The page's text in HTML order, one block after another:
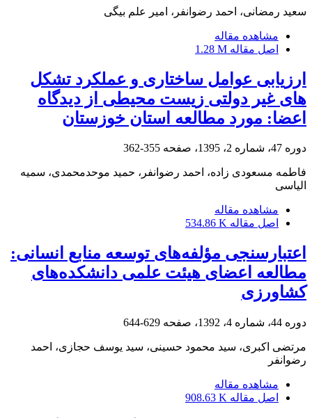
سعید رمضانی، احمد رضوانفر، امیر علم بیگی
مشاهده مقاله
اصل مقاله 1.28 M
ارزیابی عوامل ساختاری و عملکرد تشکل
های غیر دولتی زیست محیطی از دیدگاه
اعضا: مورد مطالعه استان خوزستان
دوره 47، شماره 2، 1395، صفحه 355-362
فاطمه مسعودی زاده، احمد رضوانفر، حمید موحدمحمدی، سمیه
الیاسی
مشاهده مقاله
اصل مقاله 534.86 K
اعتبارسنجی مؤلفه‌های توسعه منابع انسانی:
مطالعه اعضای هیئت علمی دانشکده‌های
کشاورزی
دوره 44، شماره 4، 1392، صفحه 629-644
مرتضی اکبری، سید محمود حسینی، سید یوسف حجازی، احمد
رضوانفر
مشاهده مقاله
اصل مقاله 908.63 K